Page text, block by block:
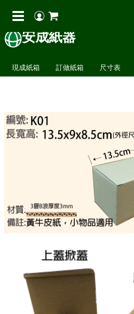
安成紙器
現成紙箱 訂做紙箱 尺寸表